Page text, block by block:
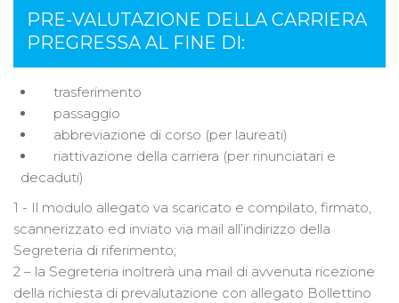
PRE-VALUTAZIONE DELLA CARRIERA
PREGRESSA AL FINE DI:
trasferimento
passaggio
abbreviazione di corso (per laureati)
riattivazione della carriera (per rinunciatari e
decaduti)
1 - Il modulo allegato va scaricato e compilato, firmato,
scannerizzato ed inviato via mail all’indirizzo della
Segreteria di riferimento;
2 – la Segreteria inoltrerà una mail di avvenuta ricezione
della richiesta di prevalutazione con allegato Bollettino